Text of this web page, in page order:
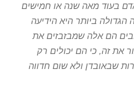
בעוד מאה שנה או חמישים
הגדולה ביותר היא הידיעה
הם אלה שמבזבזים את
את זה, כי הם יכולים רק
שבאובדן ולא שום חדווה